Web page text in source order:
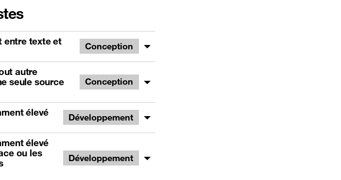
entre texte et
Conception
autre
seule source
Conception
élevé
Développement
élevé
ou les
Développement